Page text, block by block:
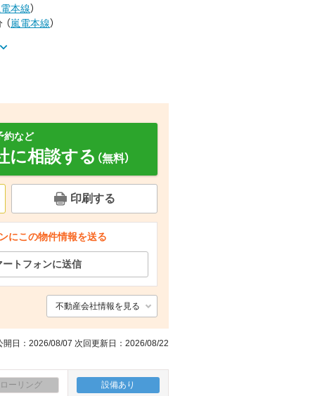
セキュリティ その他設備
本線）
（嵐電本線）
約など
に相談する （無料）
印刷する
にこの物件情報を送る
トフォンに送信
不動産会社情報を見る
開日：2026/08/07 次回更新日：2026/08/22
ーリング 設備あり